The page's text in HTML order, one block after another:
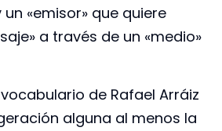
«emisor» que quiere
a través de un «medio»
de Rafael Arráiz
alguna al menos la